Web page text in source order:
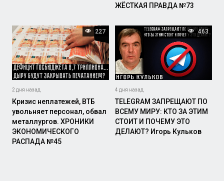
ЖЁСТКАЯ ПРАВДА №73
227
2 дня назад
Кризис неплатежей, ВТБ
увольняет персонал, обвал
металлургов. ХРОНИКИ
ЭКОНОМИЧЕСКОГО
РАСПАДА №45
463
4 дня назад
TELEGRAM ЗАПРЕЩАЮТ ПО
ВСЕМУ МИРУ: КТО ЗА ЭТИМ
СТОИТ И ПОЧЕМУ ЭТО
ДЕЛАЮТ? Игорь Кульков